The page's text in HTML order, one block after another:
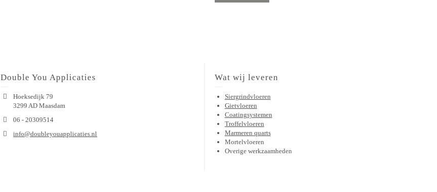
Double You Applicaties
Hoeksedijk 79
3299 AD Maasdam
06 - 20309514
info@doubleyouapplicaties.nl
Wat wij leveren
Siergrindvloeren
Gietvloeren
Coatingsystemen
Troffelvloeren
Marmeren quarts
Mortelvloeren
Overige werkzaamheden